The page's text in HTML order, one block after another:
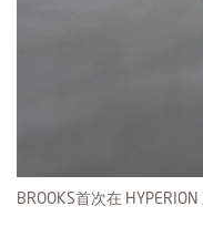
BROOKS首次在